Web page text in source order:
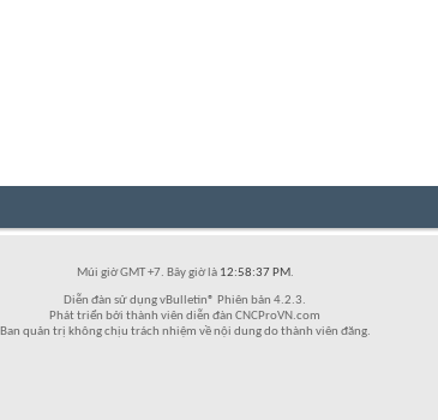
Múi giờ GMT +7. Bây giờ là 12:58:37 PM.
Diễn đàn sử dụng vBulletin® Phiên bản 4.2.3.
Phát triển bởi thành viên diễn đàn CNCProVN.com
Ban quản trị không chịu trách nhiệm về nội dung do thành viên đăng.